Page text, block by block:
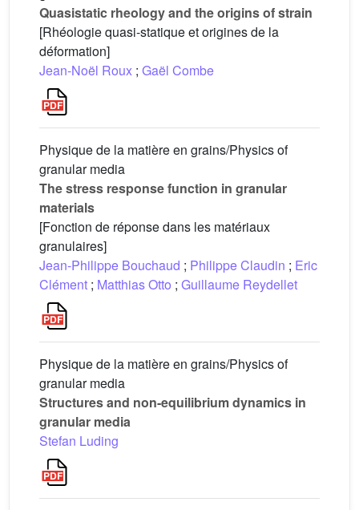
Quasistatic rheology and the origins of strain
[Rhéologie quasi-statique et origines de la
déformation]
Jean-Noël Roux ; Gaël Combe
Physique de la matière en grains/Physics of
granular media
The stress response function in granular
materials
[Fonction de réponse dans les matériaux
granulaires]
Jean-Philippe Bouchaud ; Philippe Claudin ; Eric
Clément ; Matthias Otto ; Guillaume Reydellet
Physique de la matière en grains/Physics of
granular media
Structures and non-equilibrium dynamics in
granular media
Stefan Luding